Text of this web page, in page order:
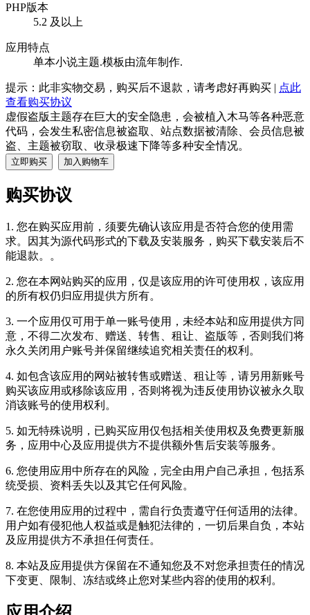
PHP版本
5.2 及以上
应用特点
单本小说主题.模板由流年制作.
提示：此非实物交易，购买后不退款，请考虑好再购买 | 点此
查看购买协议
虚假盗版主题存在巨大的安全隐患，会被植入木马等各种恶意
代码，会发生私密信息被盗取、站点数据被清除、会员信息被
盗、主题被窃取、收录极速下降等多种安全情况。
立即购买 加入购物车
购买协议
1. 您在购买应用前，须要先确认该应用是否符合您的使用需
求。因其为源代码形式的下载及安装服务，购买下载安装后不
能退款。。
2. 您在本网站购买的应用，仅是该应用的许可使用权，该应用
的所有权仍归应用提供方所有。
3. 一个应用仅可用于单一账号使用，未经本站和应用提供方同
意，不得二次发布、赠送、转售、租让、盗版等，否则我们将
永久关闭用户账号并保留继续追究相关责任的权利。
4. 如包含该应用的网站被转售或赠送、租让等，请另用新账号
购买该应用或移除该应用，否则将视为违反使用协议被永久取
消该账号的使用权利。
5. 如无特殊说明，已购买应用仅包括相关使用权及免费更新服
务，应用中心及应用提供方不提供额外售后安装等服务。
6. 您使用应用中所存在的风险，完全由用户自己承担，包括系
统受损、资料丢失以及其它任何风险。
7. 在您使用应用的过程中，需自行负责遵守任何适用的法律。
用户如有侵犯他人权益或是触犯法律的，一切后果自负，本站
及应用提供方不承担任何责任。
8. 本站及应用提供方保留在不通知您及不对您承担责任的情况
下变更、限制、冻结或终止您对某些内容的使用的权利。